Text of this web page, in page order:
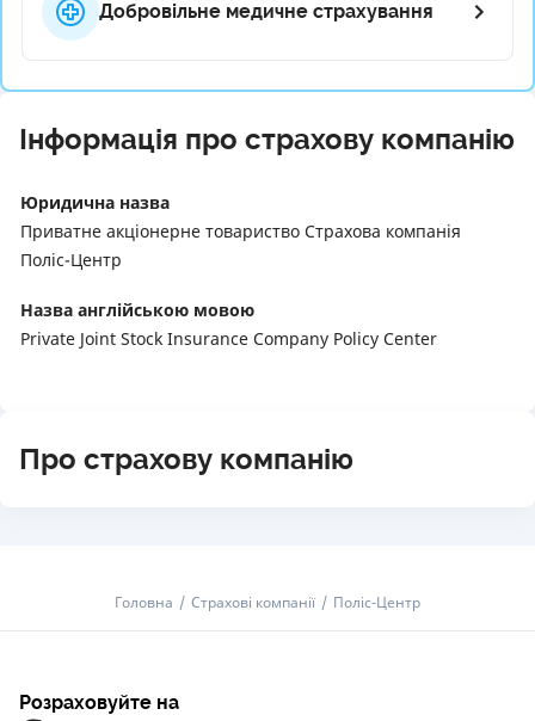
Добровільне медичне страхування
Інформація про страхову компанію
Юридична назва
Приватне акціонерне товариство Страхова компанія
Поліс-Центр
Назва англійською мовою
Private Joint Stock Insurance Company Policy Center
Про страхову компанію
Головна Страхові компанії Поліс-Центр
Розраховуйте на